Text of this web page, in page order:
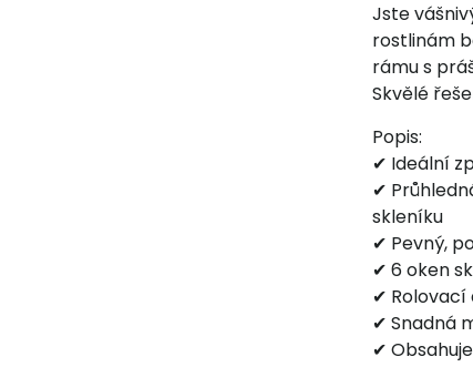
Jste
rostlinám
rámu s
Skvělé
Popis:
✔ Ideální
✔
skleníku
✔ Pevný,
✔ 6 oken
✔ Rolovací
✔ Snadná
✔